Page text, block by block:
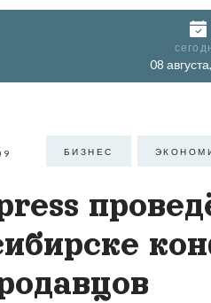
08
БИЗНЕС